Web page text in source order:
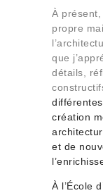
À
propre
que
détails,
création
et de
À l’École